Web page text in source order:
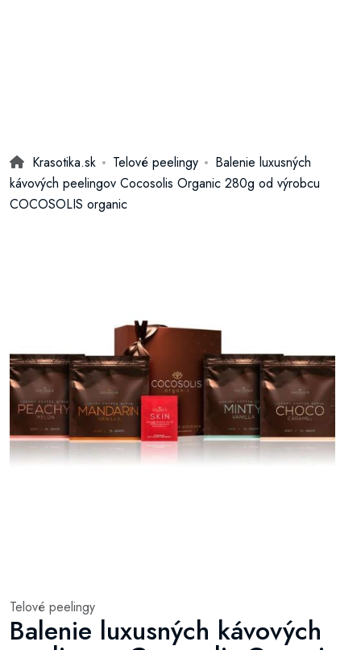
Krasotika.sk Telové peelingy
Balenie luxusných
kávových peelingov Cocosolis Organic 280g od výrobcu
COCOSOLIS organic
Telové peelingy
Balenie luxusných kávových